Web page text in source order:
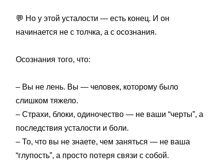
💬 Но у этой усталости — есть конец. И он
начинается не с толчка, а с осознания.
Осознания того, что:
– Вы не лень. Вы — человек, которому было
слишком тяжело.
– Страхи, блоки, одиночество — не ваши “черты”, а
последствия усталости и боли.
– То, что вы не знаете, чем заняться — не ваша
“глупость”, а просто потеря связи с собой.